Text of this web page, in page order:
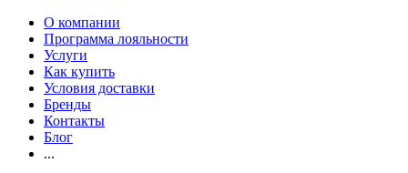
О компании
Программа лояльности
Услуги
Как купить
Условия доставки
Бренды
Контакты
Блог
...